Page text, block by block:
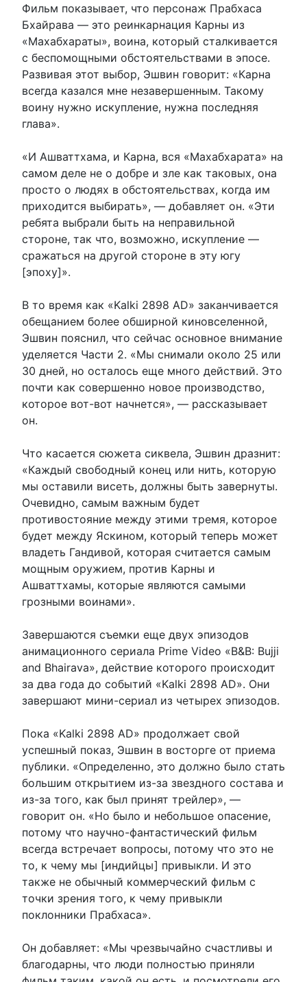
Фильм показывает, что персонаж Прабхаса
Бхайрава — это реинкарнация Карны из
«Махабхараты», воина, который сталкивается
с беспомощными обстоятельствами в эпосе.
Развивая этот выбор, Эшвин говорит: «Карна
всегда казался мне незавершенным. Такому
воину нужно искупление, нужна последняя
глава».
«И Ашваттхама, и Карна, вся «Махабхарата» на
самом деле не о добре и зле как таковых, она
просто о людях в обстоятельствах, когда им
приходится выбирать», — добавляет он. «Эти
ребята выбрали быть на неправильной
стороне, так что, возможно, искупление —
сражаться на другой стороне в эту югу
[эпоху]».
В то время как «Kalki 2898 AD» заканчивается
обещанием более обширной киновселенной,
Эшвин пояснил, что сейчас основное внимание
уделяется Части 2. «Мы снимали около 25 или
30 дней, но осталось еще много действий. Это
почти как совершенно новое производство,
которое вот-вот начнется», — рассказывает
он.
Что касается сюжета сиквела, Эшвин дразнит:
«Каждый свободный конец или нить, которую
мы оставили висеть, должны быть завернуты.
Очевидно, самым важным будет
противостояние между этими тремя, которое
будет между Яскином, который теперь может
владеть Гандивой, которая считается самым
мощным оружием, против Карны и
Ашваттхамы, которые являются самыми
грозными воинами».
Завершаются съемки еще двух эпизодов
анимационного сериала Prime Video «B&B: Bujji
and Bhairava», действие которого происходит
за два года до событий «Kalki 2898 AD». Они
завершают мини-сериал из четырех эпизодов.
Пока «Kalki 2898 AD» продолжает свой
успешный показ, Эшвин в восторге от приема
публики. «Определенно, это должно было стать
большим открытием из-за звездного состава и
из-за того, как был принят трейлер», —
говорит он. «Но было и небольшое опасение,
потому что научно-фантастический фильм
всегда встречает вопросы, потому что это не
то, к чему мы [индийцы] привыкли. И это
также не обычный коммерческий фильм с
точки зрения того, к чему привыкли
поклонники Прабхаса».
Он добавляет: «Мы чрезвычайно счастливы и
благодарны, что люди полностью приняли